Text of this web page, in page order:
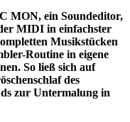
MON, ein Soundeditor,
MIDI in einfachster
Musikstücken
Routine in eigene
So ließ sich auf
des
zur Untermalung in